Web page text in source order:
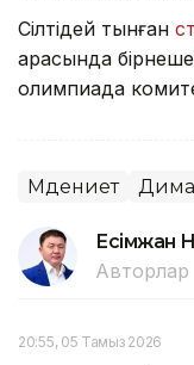
Сілтідей тынған
арасында
олимпиада
Мәдениет
Есімжан
Авторлар
20:55, 05 Тамыз 2026